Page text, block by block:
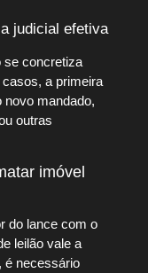
judicial efetiva
se concretiza
a primeira
novo mandado,
outras
imóvel
do lance com o
leilão vale a
é necessário